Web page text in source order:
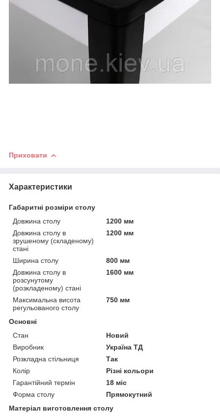
Приховати
Характеристики
Габаритні розміри столу
Довжина столу
1200 мм
Довжина столу в
зрушеному (складеному)
стані
1200 мм
Ширина столу
800 мм
Довжина столу в
розсунутому
(розкладеному) стані
1600 мм
Максимальна висота
регульованого столу
750 мм
Основні
Стан
Новий
Виробник
Україна ТД
Розкладна стільниця
Так
Колір
Різні кольори
Гарантійний термін
18 міс
Форма столу
Прямокутний
Матеріал виготовлення столу